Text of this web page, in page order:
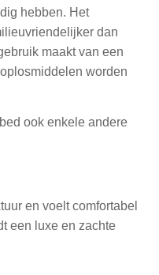
hebben. Het
dan
maakt van een
worden
ook enkele andere
en voelt comfortabel
een luxe en zachte